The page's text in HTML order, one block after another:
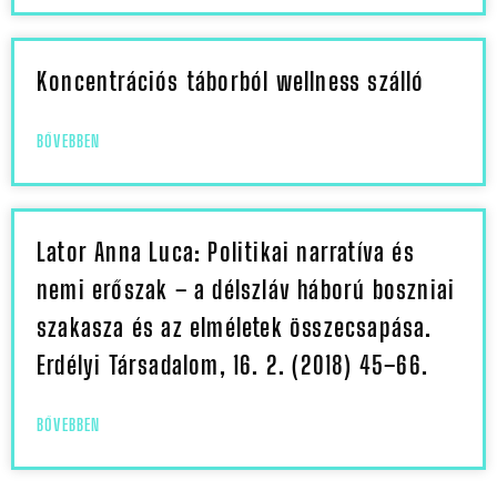
Koncentrációs táborból wellness szálló
BŐVEBBEN
Lator Anna Luca: Politikai narratíva és
nemi erőszak – a délszláv háború boszniai
szakasza és az elméletek összecsapása.
Erdélyi Társadalom, 16. 2. (2018) 45–66.
BŐVEBBEN